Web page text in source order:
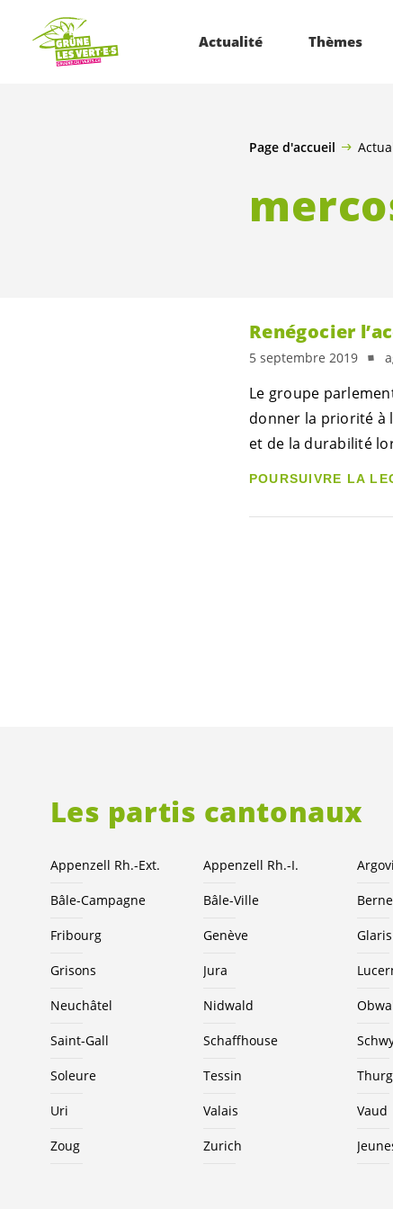
ALLER AU CONTENU PRINCIPAL
Actualité Thèmes
Page d'accueil
Renégocier
5 septembre 2019
Le groupe
donner la priorité à
et de la durabilité
POURSUIVRE LA
Les partis cantonaux
Appenzell Rh.-Ext. Appenzell Rh.-I.
Bâle-Campagne Bâle-Ville Berne
Fribourg Genève Glaris
Grisons Jura
Neuchâtel Nidwald
Saint-Gall Schaffhouse
Soleure Tessin
Uri Valais Vaud
Zoug Zurich